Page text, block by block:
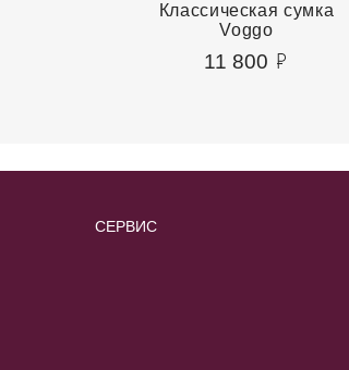
Классическая сумка
Voggo
11 800
СЕРВИС